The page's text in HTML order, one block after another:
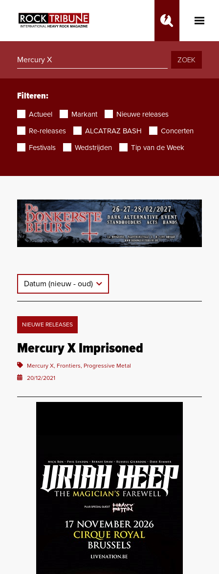
Toggle
ZOEK
Filteren:
Actueel Markant
Nieuwe releases
Re-releases
ALCATRAZ BASH
Concerten
Festivals
Wedstrijden Tip van de Week
Datum (nieuw - oud)
NIEUWE RELEASES
Mercury X Imprisoned
Mercury X, Frontiers, Progressive Metal
20/12/2021